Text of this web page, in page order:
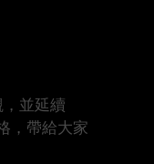
，並延續
，帶給大家